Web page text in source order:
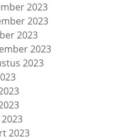
2023
2023
2023
2023
2023
2023